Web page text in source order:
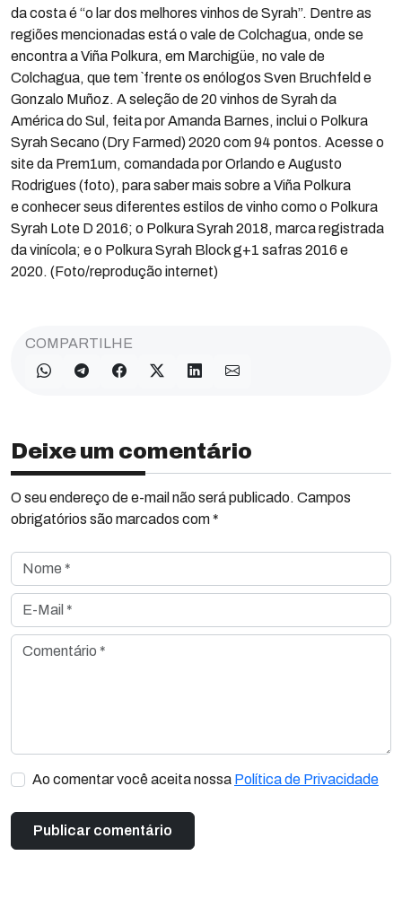
da costa é “o lar dos melhores vinhos de Syrah”. Dentre as
regiões mencionadas está o vale de Colchagua, onde se
encontra a Viña Polkura, em Marchigüe, no vale de
Colchagua, que tem `frente os enólogos Sven Bruchfeld e
Gonzalo Muñoz. A seleção de 20 vinhos de Syrah da
América do Sul, feita por Amanda Barnes, inclui o Polkura
Syrah Secano (Dry Farmed) 2020 com 94 pontos. Acesse o
site da Prem1um, comandada por Orlando e Augusto
Rodrigues (foto), para saber mais sobre a Viña Polkura
e conhecer seus diferentes estilos de vinho como o Polkura
Syrah Lote D 2016; o Polkura Syrah 2018, marca registrada
da vinícola; e o Polkura Syrah Block g+1 safras 2016 e
2020. (Foto/reprodução internet)
COMPARTILHE
Deixe um comentário
O seu endereço de e-mail não será publicado. Campos
obrigatórios são marcados com *
Nome *
E-Mail *
Comentário *
Ao comentar você aceita nossa Política de Privacidade